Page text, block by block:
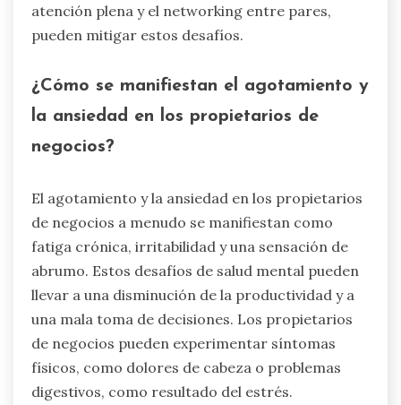
atención plena y el networking entre pares,
pueden mitigar estos desafíos.
¿Cómo se manifiestan el agotamiento y
la ansiedad en los propietarios de
negocios?
El agotamiento y la ansiedad en los propietarios
de negocios a menudo se manifiestan como
fatiga crónica, irritabilidad y una sensación de
abrumo. Estos desafíos de salud mental pueden
llevar a una disminución de la productividad y a
una mala toma de decisiones. Los propietarios
de negocios pueden experimentar síntomas
físicos, como dolores de cabeza o problemas
digestivos, como resultado del estrés.